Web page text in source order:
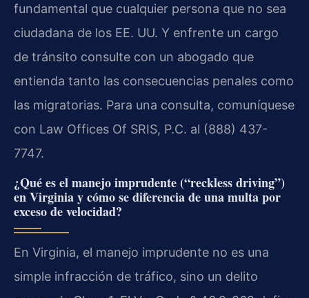
fundamental que cualquier persona que no sea
ciudadana de los EE. UU. Y enfrente un cargo
de tránsito consulte con un abogado que
entienda tanto las consecuencias penales como
las migratorias. Para una consulta, comuníquese
con Law Offices Of SRIS, P.C. al (888) 437-
7747.
¿Qué es el manejo imprudente (“reckless driving”)
en Virginia y cómo se diferencia de una multa por
exceso de velocidad?
En Virginia, el manejo imprudente no es una
simple infracción de tráfico, sino un delito